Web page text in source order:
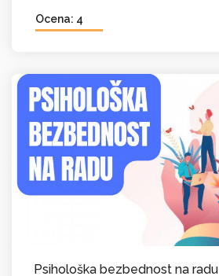
Ocena: 4
Psihološka bezbednost na radu